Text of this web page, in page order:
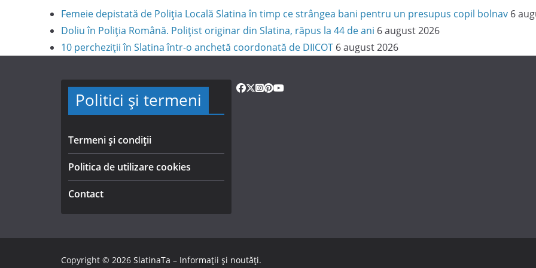
Femeie depistată de Poliția Locală Slatina în timp ce strângea bani pentru un presupus copil bolnav 6
Doliu în Poliția Română. Polițist originar din Slatina, răpus la 44 de ani 6 august 2026
10 percheziții în Slatina într-o anchetă coordonată de DIICOT 6 august 2026
Politici și termeni
Termeni și condiții
Politica de utilizare cookies
Contact
Copyright © 2026 SlatinaTa – Informații și noutăți.